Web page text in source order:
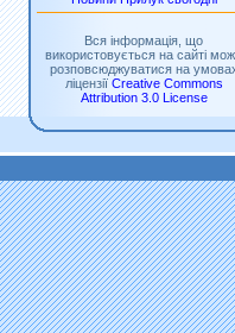
Вся інформація, що
використовується на сайті
розповсюджуватися на
ліцензії Creative Commons
Attribution 3.0 License